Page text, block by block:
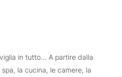
in tutto... A partire dalla
la cucina, le camere, la